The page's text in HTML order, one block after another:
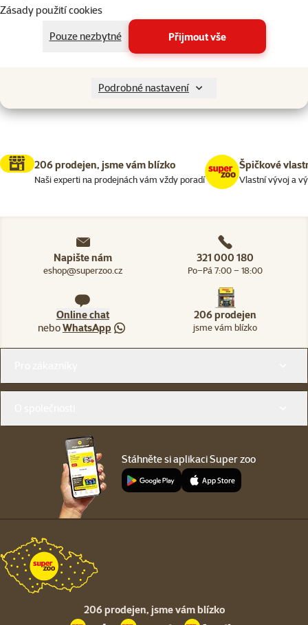
Zásady použití cookies
Pouze nezbytné
Přijmout vše
Podrobné nastavení
Nenalezeny žádné produkty
206 prodejen, jsme vám blízko
Naši experti na prodejnách vám vždy poradí
Špičkové
Vlastní vývoj a
Napište nám
eshop@superzoo.cz
321 000 180
Po–Pá 7:00 – 18:00
Online chat
neboWhatsApp
206 prodejen
jsme vám blízko
Stáhněte si aplikaci Super zoo
206 prodejen, jsme vám blízko